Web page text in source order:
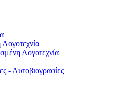
Λογοτεχνία
- Αυτοβιογραφίες